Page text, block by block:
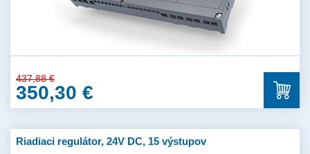
437,88 €
350,30 €
Riadiaci regulátor, 24V DC, 15 výstupov